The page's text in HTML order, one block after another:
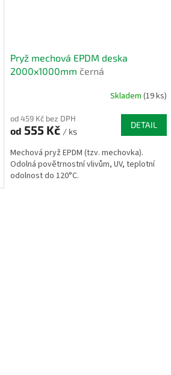
Pryž mechová EPDM deska
2000x1000mm černá
Skladem (19 ks)
od 459 Kč bez DPH
od 555 Kč / ks
DETAIL
Mechová pryž EPDM (tzv. mechovka).
Odolná povětrnostní vlivům, UV, teplotní
odolnost do 120°C.